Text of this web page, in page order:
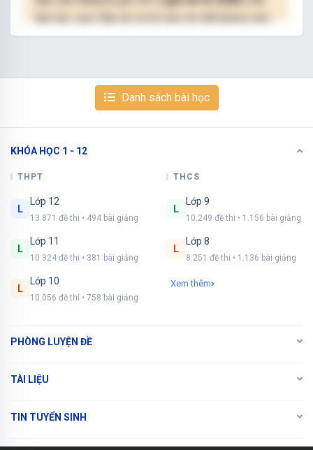
hạn.
Xem tiếp với tài khoản VIP
Còn 4/10 câu hỏi, đáp án và lời giải chi tiết.
Bạn cần đăng ký gói VIP ( giá chỉ từ 250K )
làm bài, xem đáp án và lời giải chi tiết không giới
Danh sách bài học
KHÓA HỌC 1 - 12
THPT
L
Lớp 12
13.871 đề thi • 494 bài giảng
L
Lớp 11
10.324 đề thi • 381 bài giảng
L
Lớp 10
10.056 đề thi • 758 bài giảng
THCS
L
Lớp 9
10.249 đề thi • 1.156 bài giảng
L
Lớp 8
8.251 đề thi • 1.136 bài giảng
Xem thêm
PHÒNG LUYỆN ĐỀ
TÀI LIỆU
TIN TUYỂN SINH